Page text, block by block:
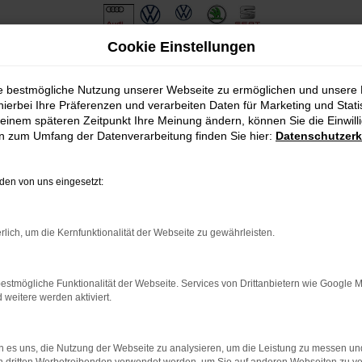
bestimmter Seiten verhindern. Funktioniert die Seite in
dem neuesten Stand sind.
kann auch dazu führen, dass bestimmte Funktionen nicht
Cookie Einstellungen
bestmögliche Nutzung unserer Webseite zu ermöglichen und unsere
Ihre Präferenzen und verarbeiten Daten für Marketing und
späteren Zeitpunkt Ihre Meinung ändern, können Sie die
zum Umfang der Datenverarbeitung finden Sie hier:
von uns eingesetzt:
um die Kernfunktionalität der Webseite zu gewährleisten.
Funktionalität der Webseite. Services von Drittanbietern wie Google
weitere werden aktiviert.
es uns, die Nutzung der Webseite zu analysieren, um die Leistung zu messen